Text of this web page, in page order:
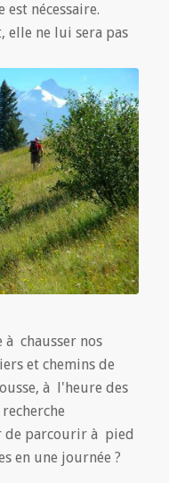
est nécessaire.
elle ne lui sera pas
à chausser nos
et chemins de
à l'heure des
de parcourir à pied
en une journée ?